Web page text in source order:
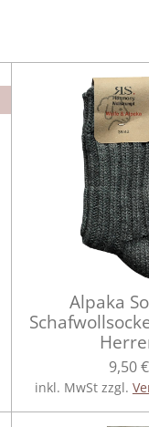
Alpaka
9,50 €
inkl. MwSt zzgl.